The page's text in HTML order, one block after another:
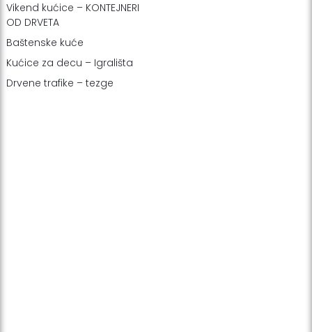
Vikend kućice – KONTEJNERI
OD DRVETA
Baštenske kuće
Kućice za decu – Igrališta
Drvene trafike – tezge